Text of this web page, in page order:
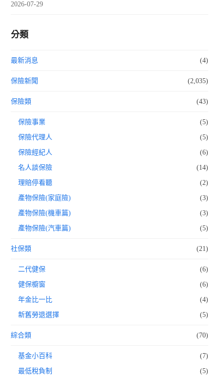
2026-07-29
分類
最新消息 (4)
保險新聞 (2,035)
保險類 (43)
保險事業 (5)
保險代理人 (5)
保險經紀人 (6)
名人談保險 (14)
理賠停看聽 (2)
產物保險(家庭險) (3)
產物保險(機車篇) (3)
產物保險(汽車篇) (5)
社保類 (21)
二代健保 (6)
健保櫥窗 (6)
年金比一比 (4)
新舊勞退選擇 (5)
綜合類 (70)
基金小百科 (7)
最低稅負制 (5)